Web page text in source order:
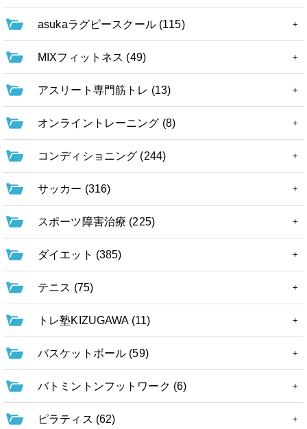
asukaラグビースクール (115)
MIXフィットネス (49)
アスリート専門筋トレ (13)
オンライントレーニング (8)
コンディショニング (244)
サッカー (316)
スポーツ障害治療 (225)
ダイエット (385)
テニス (75)
トレ塾KIZUGAWA (11)
バスケットボール (59)
バトミントンフットワーク (6)
ピラティス (62)